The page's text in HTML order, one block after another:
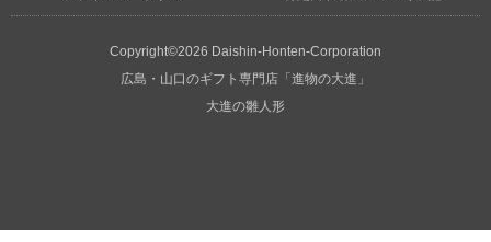
Copyright©2026 Daishin-Honten-Corporation
広島・山口のギフト専門店「進物の大進」
大進の雛人形